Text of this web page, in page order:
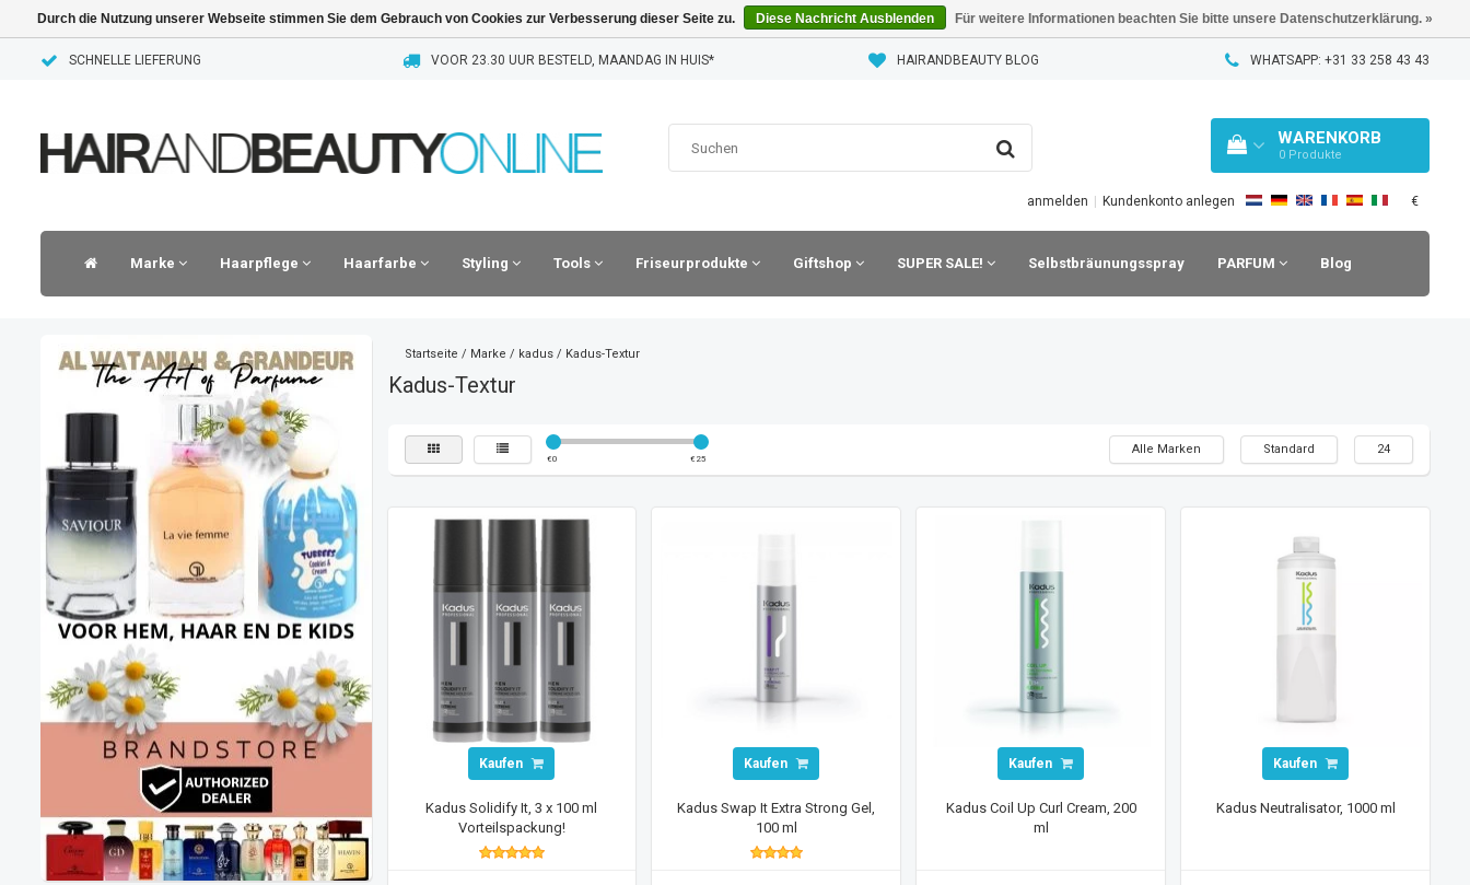
SCHNELLE LIEFERUNG VOOR 23.30 UUR BESTELD, MAANDAG IN HUIS* HAIRANDBEAUTY BLOG WHATSAPP: +31 33 258 43 43
WARENKORB
0 Produkte
anmelden Kundenkonto anlegen €
Marke Haarpflege Haarfarbe Styling Tools Friseurprodukte Giftshop SUPER SALE! Selbstbräunungsspray PARFUM Blog
Startseite / Marke / kadus/ Kadus-Textur
Kadus-Textur
€0 € 25
Alle Marken Standard 24
Kaufen
Kadus Solidify It, 3 x 100 ml
Vorteilspackung!
Kaufen
Kadus Swap It Extra Strong Gel,
100 ml
Kaufen
Kadus Coil Up Curl Cream, 200
ml
Kaufen
Kadus Neutralisator, 1000 ml
Durch die Nutzung unserer Webseite stimmen Sie dem Gebrauch von Cookies zur Verbesserung dieser Seite zu. Diese Nachricht Ausblenden Für weitere Informationen beachten Sie bitte unsere Datenschutzerklärung. »